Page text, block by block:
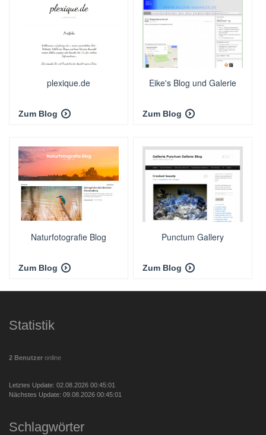
plexique.de
Zum Blog
Eike's Blog und Galerie
Zum Blog
Naturfotografie Blog
Zum Blog
Punctum Gallery
Zum Blog
Statistik
2 Benutzer online
Letztes Update: 02.08.2026 00:45:01
Nächstes Update: 09.08.2026 00:45:01
Schlagwörter